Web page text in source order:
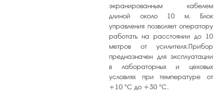
экранированным кабелем
длиной около 10 м. Блок
управления позволяет оператору
работать на расстоянии до 10
метров от усилителя.Прибор
предназначен для эксплуатации
в лабораторных и цеховых
условиях при температуре от
+10 °C до +30 °C.